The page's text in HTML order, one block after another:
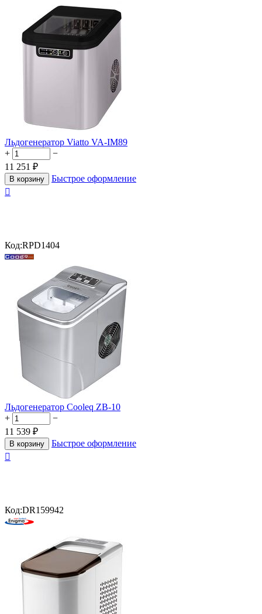
Льдогенератор Viatto VA-IM89
+
−
11 251 ₽
В корзину
Быстрое оформление

Код:RPD1404
Льдогенератор Cooleq ZB-10
+
−
11 539 ₽
В корзину
Быстрое оформление

Код:DR159942